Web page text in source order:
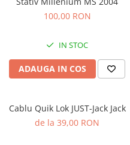
Microfoane de broadcast
Microfoane de instrumente
Microfoane de studio
Microfoane de Suprafata
Microfoane lavaliera si headset
Microfoane podcast, USB, iOS /
100,00 RON
IN STOC
ADAUGA IN COS
Cablu Quik Lok JUST-Jack Jack
de la 39,00 RON